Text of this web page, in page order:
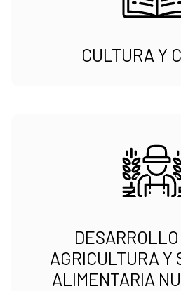
CULTURA Y
AGRICULTURA Y
ALIMENTARIA